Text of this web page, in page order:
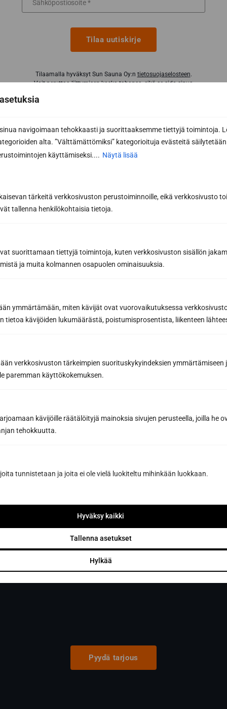
navigoimaan tehokkaasti ja suorittaaksemme tiettyjä toimintoja.
alta. ”Välttämättömiksi” kategorioituja evästeitä säilytetään
käyttämiseksi.... Näytä lisää
tärkeitä verkkosivuston perustoiminnoille, eikä verkkosivusto
tallenna henkilökohtaisia tietoja.
suorittamaan tiettyjä toimintoja, kuten verkkosivuston sisällön
ja muita kolmannen osapuolen ominaisuuksia.
ymmärtämään, miten kävijät ovat vuorovaikutuksessa
tietoa kävijöiden lukumäärästä, poistumisprosentista, liikenteen
verkkosivuston tärkeimpien suorituskykyindeksien ymmärtämiseen
paremman käyttökokemuksen.
kävijöille räätälöityjä mainoksia sivujen perusteella, joilla he
tehokkuutta.
tunnistetaan ja joita ei ole vielä luokiteltu mihinkään luokkaan.
Hylkää
Tallenna asetukset
Hyväksy kaikki
Tilaa uutiskirje
Tilaamalla hyväksyt Sun Sauna Oy:n tietosuojaselosteen.
Voit peruttaa liittymisen koska tahansa, eikä se sido sinua
Kuormaajantie 40, 40320 Jyväskylä
info@sunsauna.fi
Tavaran nouto arkisin klo 7-15 tai sopimuksen
mukaan.
Sun Sauna Oy, Vantaa, Pakkala
Aukioloajat: ma-pe klo 10 – 16. Muina aikoina
sopimuksen mukaan.
Pyydä tarjous